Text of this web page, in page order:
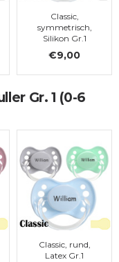
Classic,
symmetrisch,
Silikon Gr.1
€9,00
Gr. 1 (0-6
Classic, rund,
Latex Gr.1